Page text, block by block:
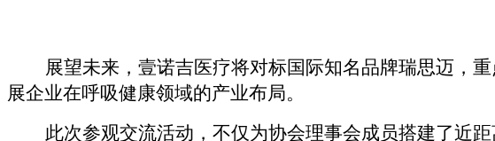
展望未来，壹诺吉医疗将对标国际知名品牌瑞思迈，
展企业在呼吸健康领域的产业布局。
此次参观交流活动，不仅为协会理事会成员搭建了近